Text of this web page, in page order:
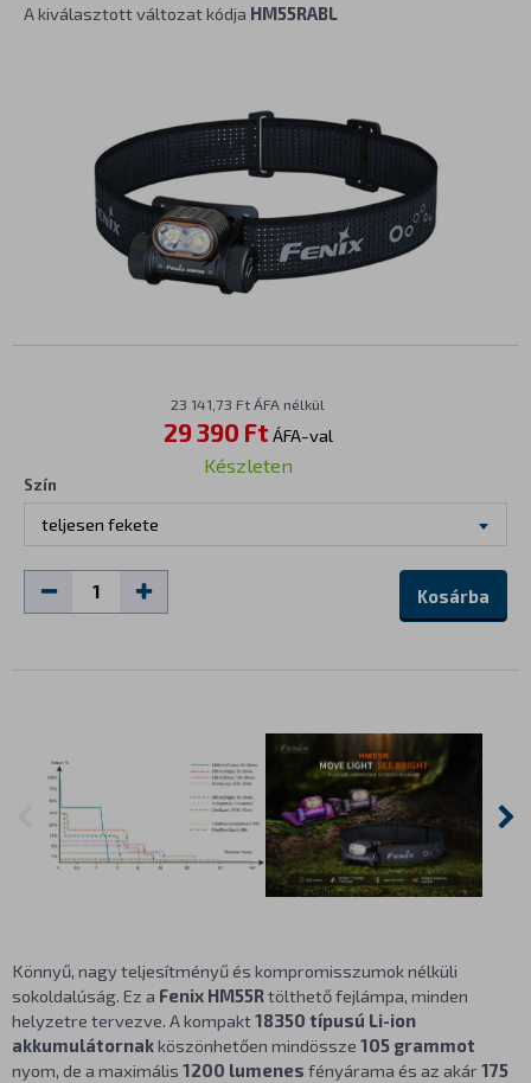
A kiválasztott változat kódja HM55RABL
23 141,73 Ft ÁFA nélkül
29 390 Ft ÁFA-val
Készleten
Szín
teljesen fekete
Kosárba
Könnyű, nagy teljesítményű és kompromisszumok nélküli
sokoldalúság. Ez a Fenix HM55Rtölthető fejlámpa, minden
helyzetre tervezve. A kompakt18350 típusú Li-ion
akkumulátornakköszönhetően mindössze 105 grammot
nyom, de a maximális 1200 lumenes fényárama és az akár175